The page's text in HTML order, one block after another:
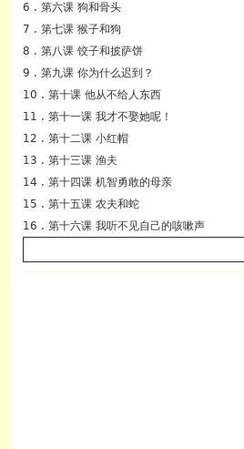
英语
6 . 第六课 狗和骨头
7 . 第七课 猴子和狗
8 . 第八课 饺子和披萨饼
9 . 第九课 你为什么迟到？
10 . 第十课 他从不给人东西
11 . 第十一课 我才不娶她呢！
12 . 第十二课 小红帽
13 . 第十三课 渔夫
14 . 第十四课 机智勇敢的母亲
15 . 第十五课 农夫和蛇
16 . 第十六课 我听不见自己的咳嗽声